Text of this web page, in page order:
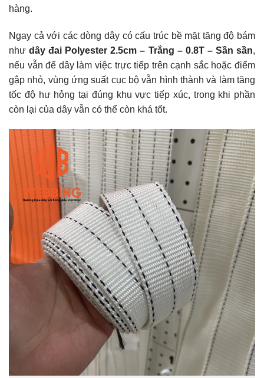
hàng.
Ngay cả với các dòng dây có cấu trúc bề mặt tăng độ bám
nhưdây đai Polyester 2.5cm – Trắng – 0.8T – Sần sần,
nếu vẫn để dây làm việc trực tiếp trên cạnh sắc hoặc điểm
gập nhỏ, vùng ứng suất cục bộ vẫn hình thành và làm tăng
tốc độ hư hỏng tại đúng khu vực tiếp xúc, trong khi phần
còn lại của dây vẫn có thể còn khá tốt.